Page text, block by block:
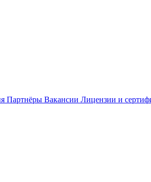
Партнёры Вакансии Лицензии и